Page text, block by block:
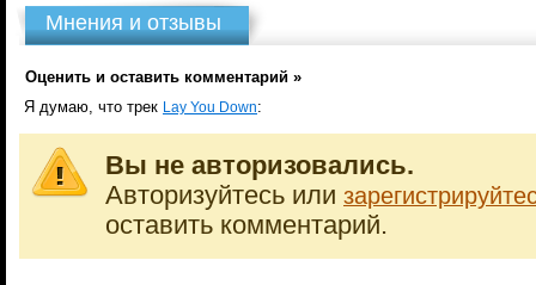
Мнения и отзывы
Оценить и оставить комментарий »
Я думаю, что трек Lay You Down:
Вы не авторизовались.
Авторизуйтесь или
оставить комментарий.